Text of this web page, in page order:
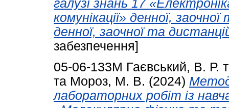
галузі знань 17
комунікації» денної,
денної, заочної та
забезпечення]
05-06-133М Гаєвський, В. Р.
та Мороз, М. В. (2024)
лабораторних робіт із